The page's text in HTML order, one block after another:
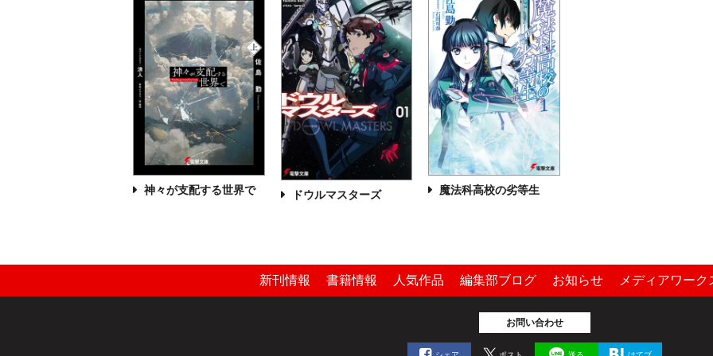
神々が支配する世界で ドウルマスターズ 魔法科高校の劣等生
新刊情報 書籍情報 人気作品 編集部ブログ お知らせ メディアワーク
お問い合わせ